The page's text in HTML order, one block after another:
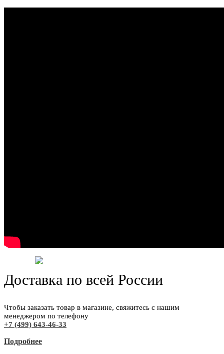
Доставка по всей России
Чтобы заказать товар в магазине, свяжитесь с нашим
менеджером по телефону
+7 (499) 643-46-33
Подробнее